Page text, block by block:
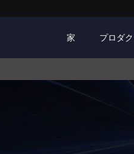
家 プロダク